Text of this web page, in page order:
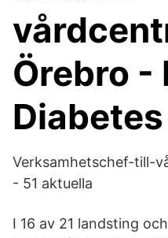
Örebro -
Diabetes
Verksamhetschef-till-
- 51 aktuella
I 16 av 21 landsting